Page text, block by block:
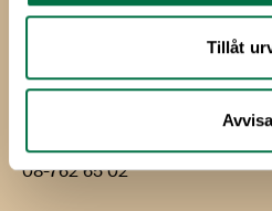
Tillåt
bjorn.hellman@li.se
Jimmy Sandell
Kommunikations- och
jimmy.sandell@li.se
08-762 65 02